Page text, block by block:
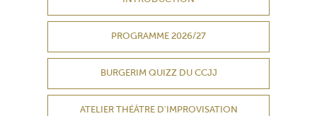
PROGRAMME 2026/27
BURGERIM QUIZZ DU CCJJ
ATELIER THÉÂTRE D'IMPROVISATION